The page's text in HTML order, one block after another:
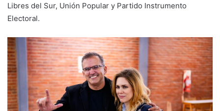
Libres del Sur, Unión Popular y Partido Instrumento
Electoral.